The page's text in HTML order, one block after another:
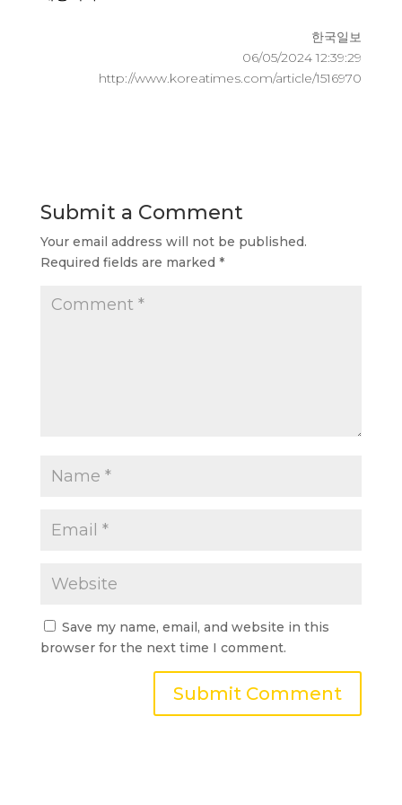
한국일보
06/05/2024 12:39:29
http://www.koreatimes.com/article/1516970
Submit a Comment
Your email address will not be published.
Required fields are marked *
Save my name, email, and website in this
browser for the next time I comment.